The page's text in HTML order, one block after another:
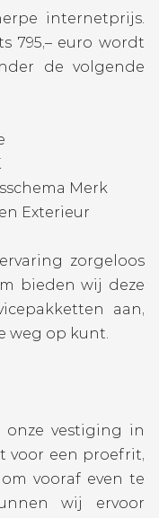
internetprijs.
795,– euro wordt
de volgende
Merk
Exterieur
zorgeloos
bieden wij deze
aan,
weg op kunt.
vestiging in
voor een proefrit,
vooraf even te
wij ervoor